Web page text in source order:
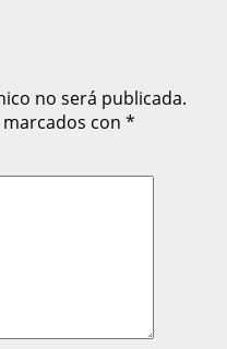
no será publicada.
con *